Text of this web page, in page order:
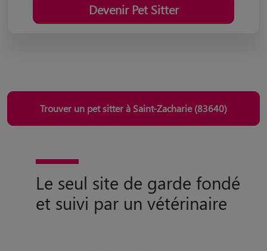
Devenir Pet Sitter
Trouver un pet sitter à Saint-Zacharie (83640)
Le seul site de garde fondé
et suivi par un vétérinaire